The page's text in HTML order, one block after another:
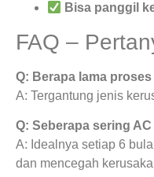
Bisa panggil
FAQ –
Q: Berapa lama
A: Tergantung jenis
Q: Seberapa sering
A: Idealnya setiap 6
dan mencegah